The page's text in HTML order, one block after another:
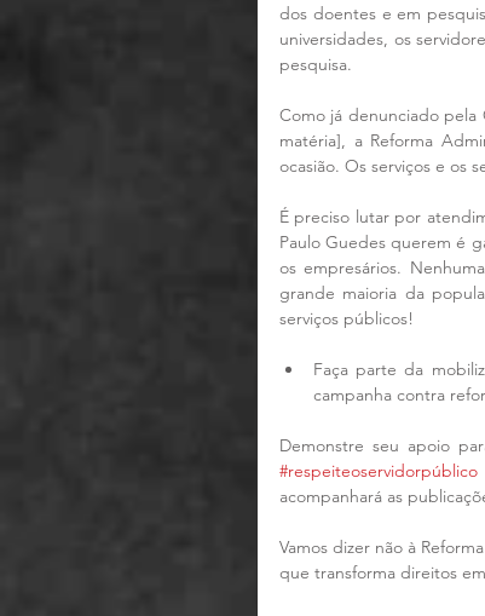
dos doentes e em
universidades, os
pesquisa.
Como já denunciado pela
matéria], a Reforma
ocasião. Os serviços e os
É preciso lutar por
Paulo Guedes querem é
os empresários.
grande maioria da
serviços públicos!
Faça parte da
campanha contra
Demonstre seu apoio
#respeiteoservidorpúblico
acompanhará as
Vamos dizer não à
que transforma direitos